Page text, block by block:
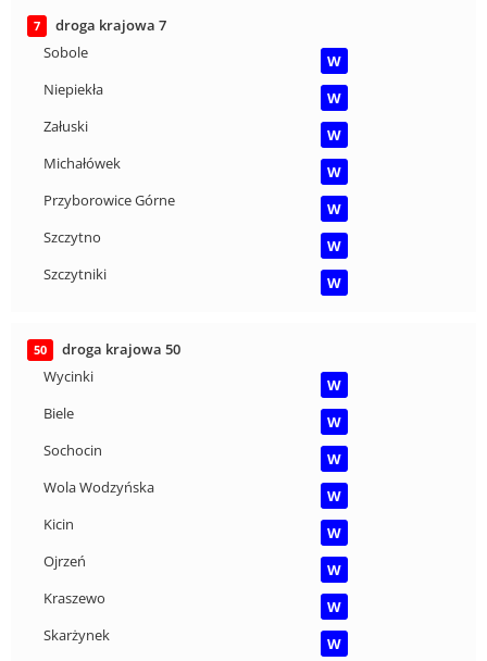
7
droga krajowa 7
Sobole
W
Niepiekła
W
Załuski
W
Michałówek
W
Przyborowice Górne
W
Szczytno
W
Szczytniki
W
50
droga krajowa 50
Wycinki
W
Biele
W
Sochocin
W
Wola Wodzyńska
W
Kicin
W
Ojrzeń
W
Kraszewo
W
Skarżynek
W